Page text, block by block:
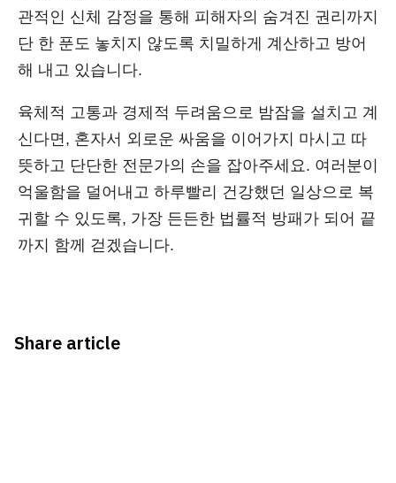
관적인 신체 감정을 통해 피해자의 숨겨진 권리까지
단 한 푼도 놓치지 않도록 치밀하게 계산하고 방어
해 내고 있습니다.
육체적 고통과 경제적 두려움으로 밤잠을 설치고 계
신다면, 혼자서 외로운 싸움을 이어가지 마시고 따
뜻하고 단단한 전문가의 손을 잡아주세요. 여러분이
억울함을 덜어내고 하루빨리 건강했던 일상으로 복
귀할 수 있도록, 가장 든든한 법률적 방패가 되어 끝
까지 함께 걷겠습니다.
Share article